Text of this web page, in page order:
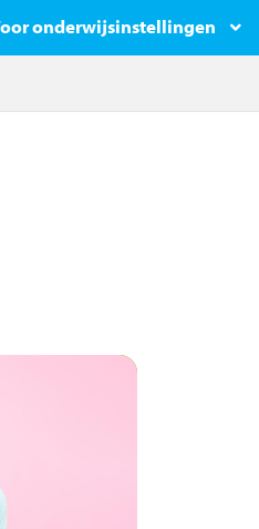
onderwijsinstellingen